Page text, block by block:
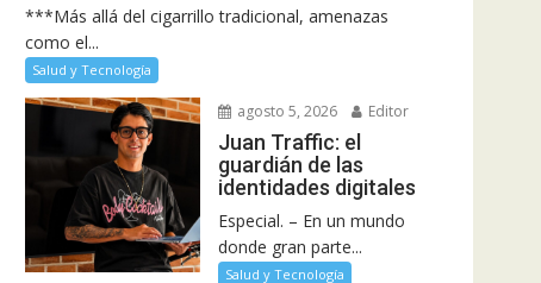
***Más allá del cigarrillo tradicional, amenazas
como el...
Salud y Tecnología
agosto 5, 2026 Editor
Juan Traffic: el
guardián de las
identidades digitales
Especial. – En un mundo
donde gran parte...
Salud y Tecnología